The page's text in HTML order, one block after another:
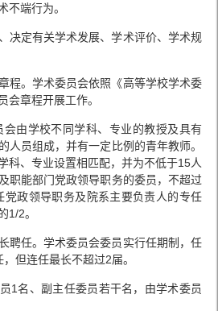
不端行为。
决定有关学术发展、学术评价、学术规
程。学术委员会依照《高等学校学术委
会章程开展工作。
会由学校不同学科、专业的教授及具有
人员组成，并有一定比例的青年教师。
科、专业设置相匹配，并为不低于15人
职能部门党政领导职务的委员，不超过
党政领导职务及院系主要负责人的专任
1/2。
聘任。学术委员会委员实行任期制，任
但连任最长不超过2届。
1名、副主任委员若干名，由学术委员